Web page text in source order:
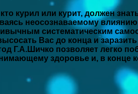
курил или курит, должен
неосознаваемому
систематическим
Вас до конца и
Г.А.Шичко позволяет легко
здоровье и, в конце